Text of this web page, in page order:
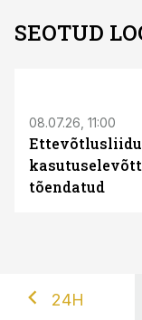
SEOTUD
08.07.26, 11:00
tõendatud
24H